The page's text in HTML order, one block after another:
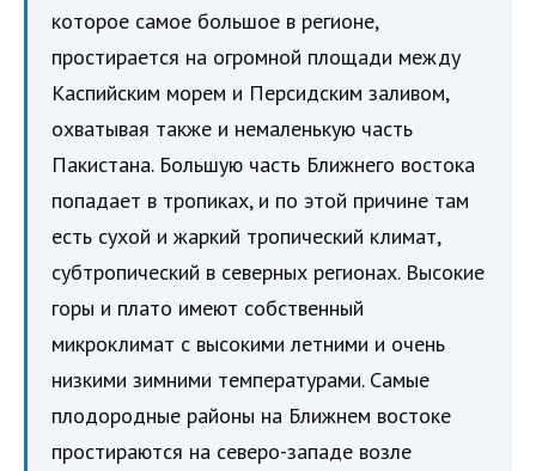
которое самое большое в регионе,
простирается на огромной площади между
Каспийским морем и Персидским заливом,
охватывая также и немаленькую часть
Пакистана. Большую часть Ближнего востока
попадает в тропиках, и по этой причине там
есть сухой и жаркий тропический климат,
субтропический в северных регионах. Высокие
горы и плато имеют собственный
микроклимат с высокими летними и очень
низкими зимними температурами. Самые
плодородные районы на Ближнем востоке
простираются на северо-западе возле